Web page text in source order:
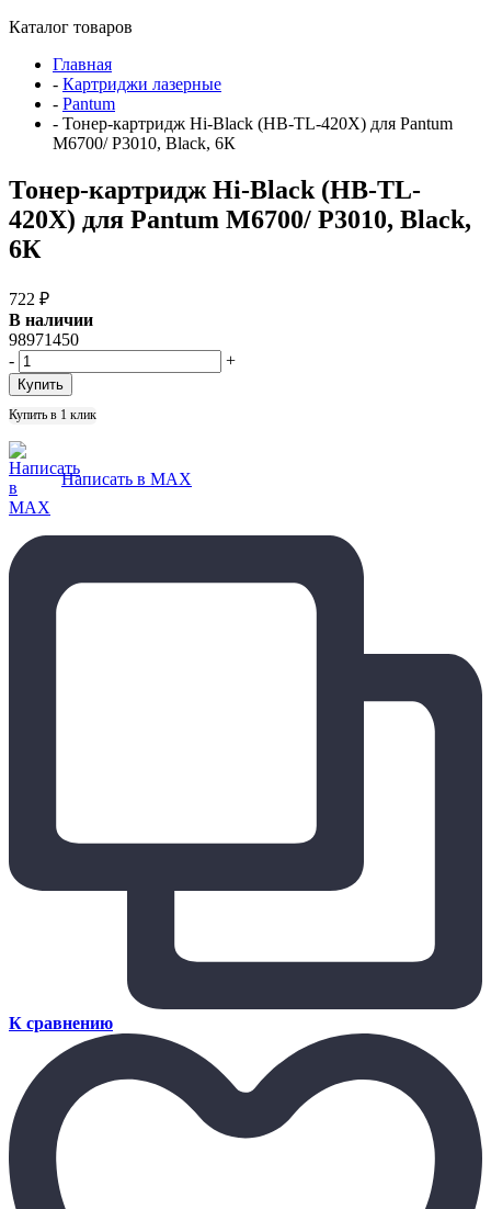
Каталог товаров
Главная
- Картриджи лазерные
- Pantum
- Тонер-картридж Hi-Black (HB-TL-420X) для Pantum
M6700/ P3010, Black, 6К
Тонер-картридж Hi-Black (HB-TL-
420X) для Pantum M6700/ P3010, Black,
6К
722 ₽
В наличии
98971450
-
+
Купить в 1 клик
Написать в MAX
К сравнению